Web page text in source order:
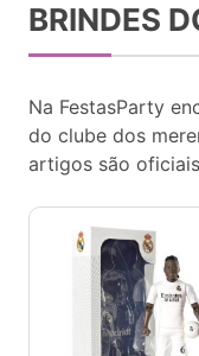
BRINDES
Na FestasParty
do clube dos
artigos são